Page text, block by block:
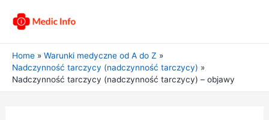
Home
Warunki medyczne od A do Z
Nadczynność tarczycy (nadczynność tarczycy)
Nadczynność tarczycy (nadczynność tarczycy) – objawy